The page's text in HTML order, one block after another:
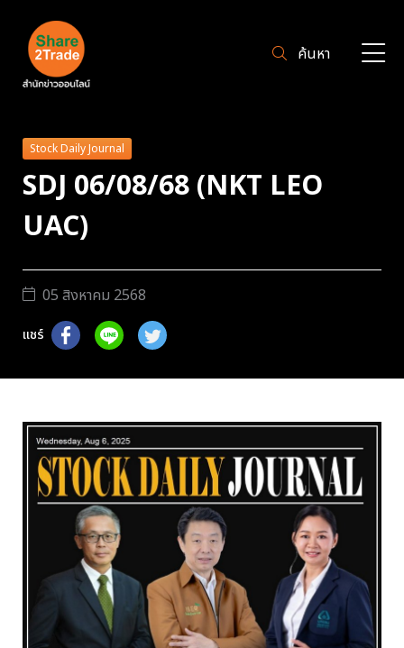
ค้นหา
Stock Daily Journal
SDJ 06/08/68 (NKT LEO
UAC)
05 สิงหาคม 2568
แชร์